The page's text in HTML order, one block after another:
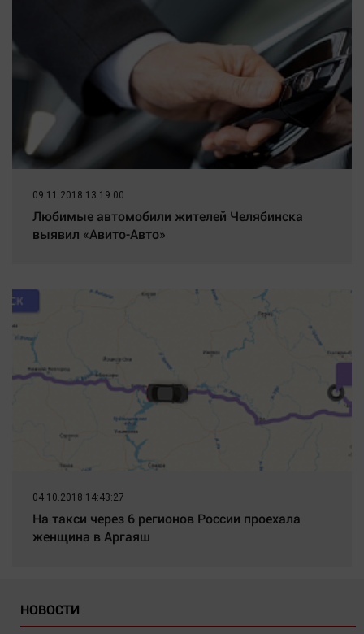
09.11.2018 13:19:00
Любимые автомобили жителей Челябинска
выявил «Авито-Авто»
04.10.2018 14:43:27
На такси через 6 регионов России проехала
женщина в Аргаяш
НОВОСТИ